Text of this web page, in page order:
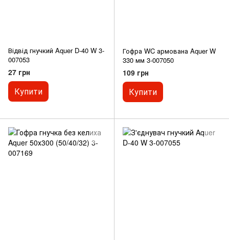
Відвід гнучкий Aquer D-40 W 3-
007053
27 грн
Купити
Гофра WC армована Aquer W
330 мм 3-007050
109 грн
Купити